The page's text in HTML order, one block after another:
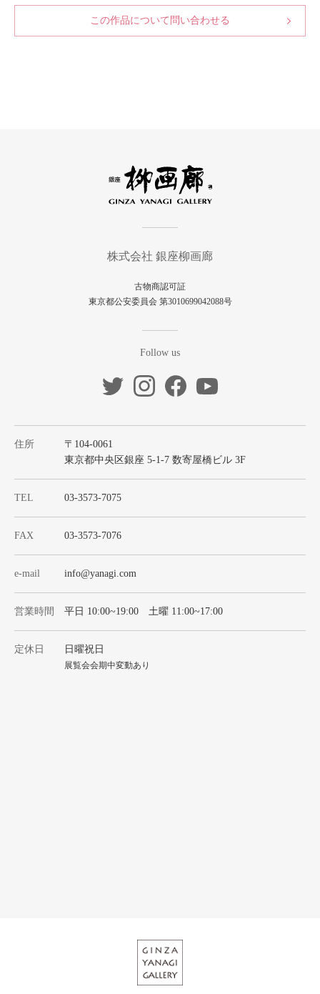
この作品について問い合わせる
株式会社 銀座柳画廊
古物商認可証
東京都公安委員会 第3010699042088号
Follow us
住所
〒104-0061
東京都中央区銀座 5-1-7 数寄屋橋ビル 3F
TEL 03-3573-7075
FAX 03-3573-7076
e-mail info@yanagi.com
営業時間 平日 10:00~19:00 土曜 11:00~17:00
定休日 日曜祝日
展覧会会期中変動あり